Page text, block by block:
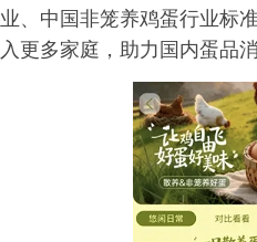
业、中国非笼养鸡蛋行业标
入更多家庭，助力国内蛋品消